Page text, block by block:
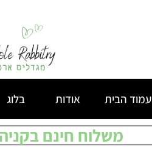
עמוד הבית אודות בלוג
משלוח חינם בקניה מעל